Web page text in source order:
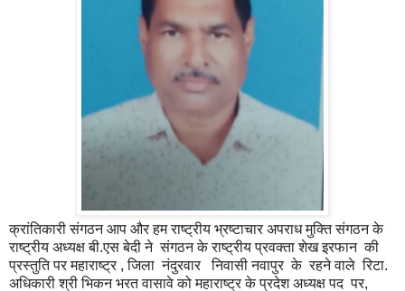
क्रांतिकारी संगठन आप और हम राष्ट्रीय भ्रष्टाचार अपराध मुक्ति संगठन के
राष्ट्रीय अध्यक्ष बी.एस बेदी ने संगठन के राष्ट्रीय प्रवक्ता शेख इरफान की
प्रस्तुति पर महाराष्ट्र , जिला नंदुरवार निवासी नवापुर के रहने वाले रिटा.
अधिकारी श्री भिकन भरत वासावे को महाराष्ट्र के प्रदेश अध्यक्ष पद पर,